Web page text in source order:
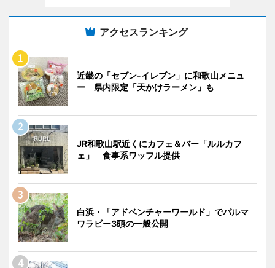
アクセスランキング
近畿の「セブン-イレブン」に和歌山メニュ
ー 県内限定「天かけラーメン」も
JR和歌山駅近くにカフェ＆バー「ルルカフ
ェ」 食事系ワッフル提供
白浜・「アドベンチャーワールド」でパルマ
ワラビー3頭の一般公開